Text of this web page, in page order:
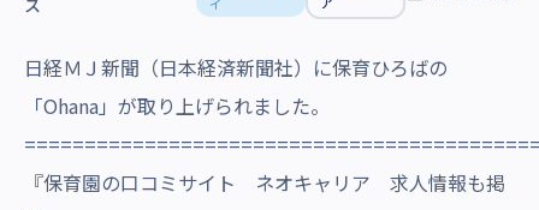
ス
日経ＭＪ新聞（日本経済新聞社）に保育ひろばの
「Ohana」が取り上げられました。
『保育園の口コミサイト ネオキャリア 求人情報も掲